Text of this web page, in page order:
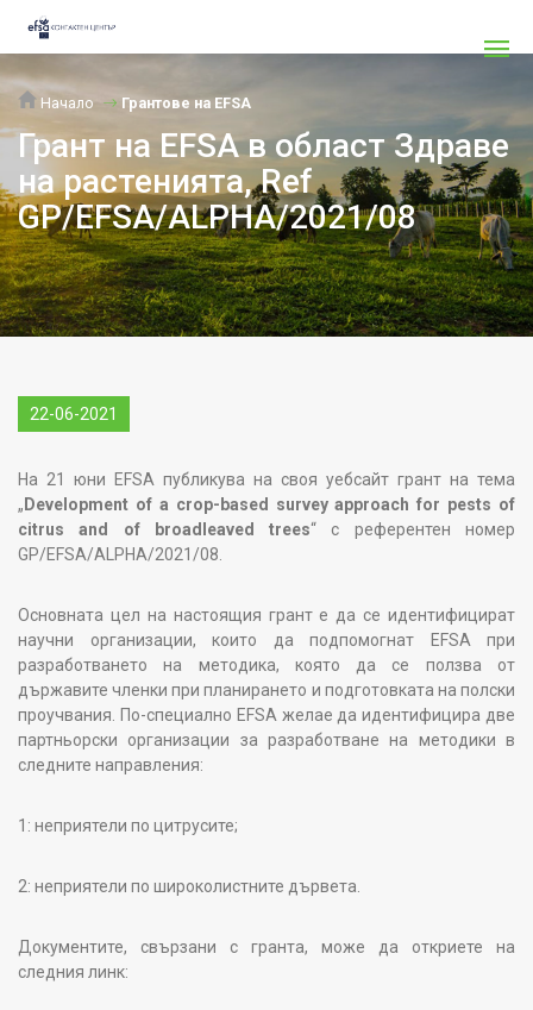
Начало Грантове на EFSA
Грант на EFSA в област Здраве
на растенията, Ref
GP/EFSA/ALPHA/2021/08
22-06-2021
На 21 юни EFSA публикува на своя уебсайт грант на тема
„ Development of a crop-based survey approach for pests of
citrus and of broadleaved trees“ с референтен номер
GP/EFSA/ALPHA/2021/08.
Основната цел на настоящия грант е да се идентифицират
научни организации, които да подпомогнат EFSA при
разработването на методика, която да се ползва от
държавите членки при планирането и подготовката на полски
проучвания. По-специално EFSA желае да идентифицира две
партньорски организации за разработване на методики в
следните направления:
1: неприятели по цитрусите;
2: неприятели по широколистните дървета.
Документите, свързани с гранта, може да откриете на
следния линк: